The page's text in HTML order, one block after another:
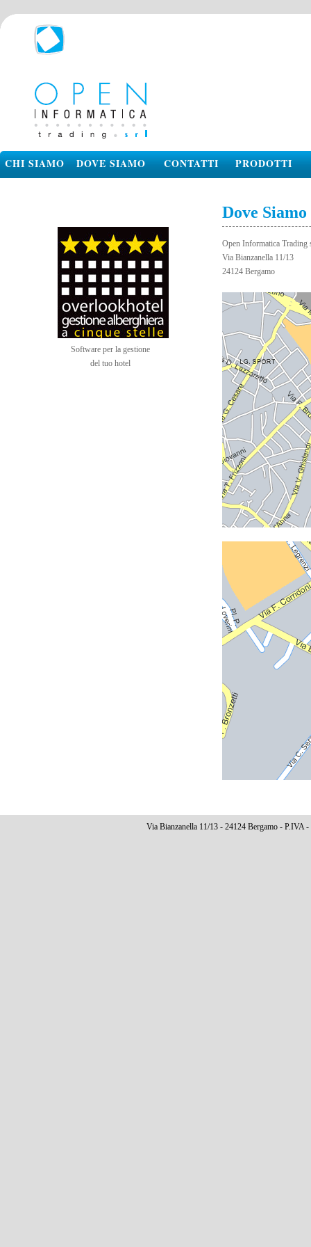
CHI SIAMO DOVE SIAMO CONTATTI PRODOTTI
Software per la gestione
del tuo hotel
Dove Siamo
Open Informatica Trading
Via Bianzanella 11/13
24124 Bergamo
Via Bianzanella 11/13 - 24124 Bergamo - P.IVA